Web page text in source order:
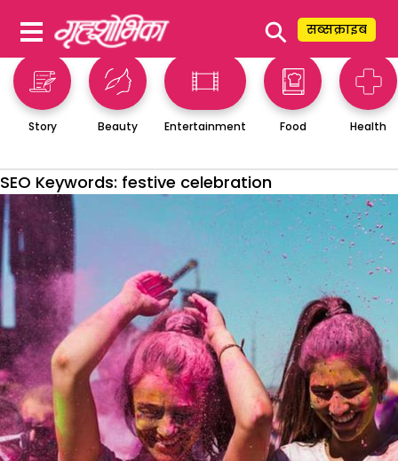
⚲ सब्सक्राइब
Story Beauty Entertainment Food Health
SEO Keywords: festive celebration